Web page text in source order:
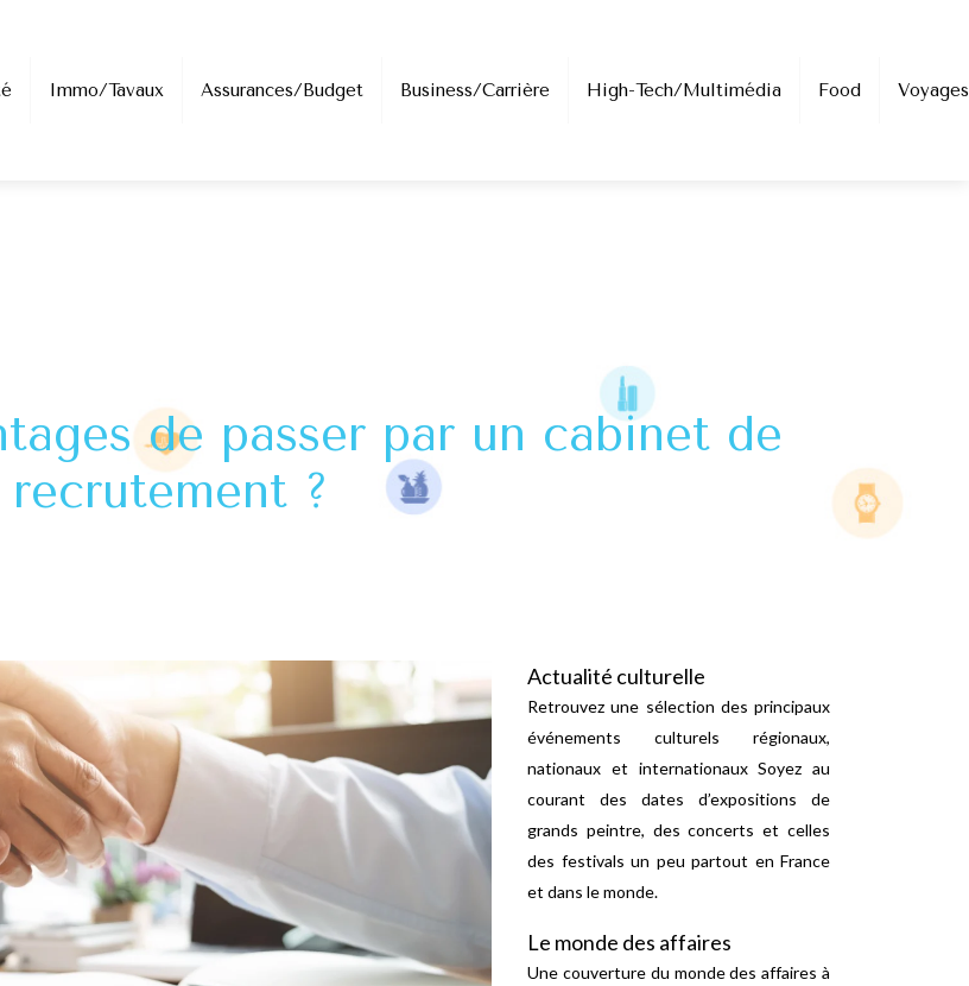
Immo/Tavaux Assurances/Budget Business/Carrière High-Tech/Multimédia Food Voyages
de passer par un cabinet de
recrutement ?
Actualité culturelle
Retrouvez une sélection des principaux
événements culturels régionaux,
nationaux et internationaux Soyez au
courant des dates d’expositions de
grands peintre, des concerts et celles
des festivals un peu partout en France
et dans le monde.
Le monde des affaires
Une couverture du monde des affaires à